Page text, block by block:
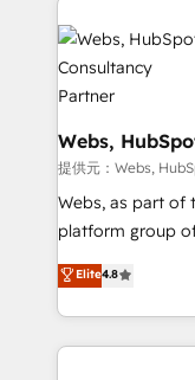
Services 📚 Onboarding your team to HubSpot for
the first time 🔧
HubSpot set-up
and build using
with other
HubSpot pros 📊
HubSpot Why us? - SIX HubSpot Accreditations -
awarded by
Migration,
Enablement -
Webs,
提供元：Webs,
Webs, as part of
platform group of 150 Fte, is
HubSpot CRM
maximizing
Excellence. With
strengthen your
Elite4.8